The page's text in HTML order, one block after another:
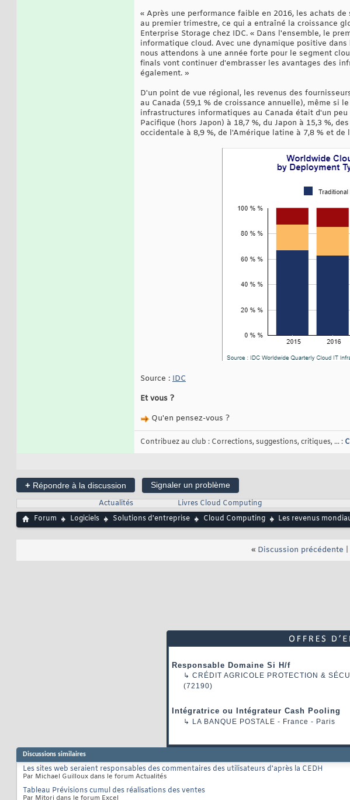
« Après une performance faible en 2016, les achats
au premier trimestre, ce qui a entraîné la croissance
Enterprise Storage chez IDC. « Dans l'ensemble, le
informatique cloud. Avec une dynamique positive
nous attendons à une année forte pour le segment
finals vont continuer d'embrasser les avantages des
également. »
D'un point de vue régional, les revenus des
au Canada (59,1 % de croissance annuelle), même si
infrastructures informatiques au Canada était d'un
Pacifique (hors Japon) à 18,7 %, du Japon à 15,3 %,
occidentale à 8,9 %, de l'Amérique latine à 7,8 % et
Source : IDC
Et vous ?
Qu'en pensez-vous ?
Contribuez au club : Corrections, suggestions, critiques, ... :
+ Répondre à la discussion
Signaler un problème
Actualités
Livres Cloud Computing
Forum
Logiciels Solutions d'entreprise Cloud Computing Les revenus
« Discussion précédente
Responsable Domaine Si H/f
↳ CRÉDIT AGRICOLE PROTECTION &
(72190)
Intégratrice ou Intégrateur Cash Pooling
↳ LA BANQUE POSTALE - France - Paris
Discussions similaires
Les sites web seraient responsables des commentaires des utilisateurs d'après la CEDH
Par Michael Guilloux dans le forum Actualités
Tableau Prévisions cumul des réalisations des ventes